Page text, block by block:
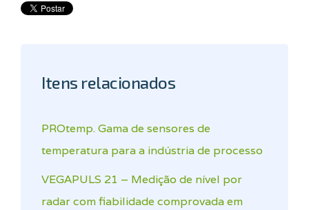
Itens relacionados
PROtemp. Gama de sensores de
temperatura para a indústria de processo
VEGAPULS 21 – Medição de nível por
radar com fiabilidade comprovada em